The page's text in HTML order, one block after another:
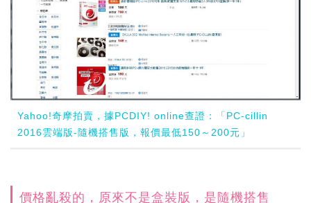
Yahoo!奇摩拍賣，據PCDIY! online查證：「PC-cillin
2016雲端版-隨機搭售版，報價最低150～200元」
價格亂殺的，原來不是盒裝版，是隨機搭售